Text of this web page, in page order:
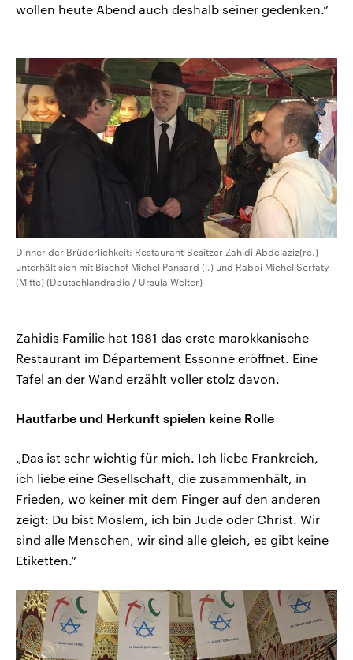
wollen heute Abend auch deshalb seiner gedenken.“
Dinner der Brüderlichkeit: Restaurant-Besitzer Zahidi Abdelaziz(re.)
unterhält sich mit Bischof Michel Pansard (l.) und Rabbi Michel Serfaty
(Mitte) (Deutschlandradio / Ursula Welter)
Zahidis Familie hat 1981 das erste marokkanische
Restaurant im Département Essonne eröffnet. Eine
Tafel an der Wand erzählt voller stolz davon.
Hautfarbe und Herkunft spielen keine Rolle
„Das ist sehr wichtig für mich. Ich liebe Frankreich,
ich liebe eine Gesellschaft, die zusammenhält, in
Frieden, wo keiner mit dem Finger auf den anderen
zeigt: Du bist Moslem, ich bin Jude oder Christ. Wir
sind alle Menschen, wir sind alle gleich, es gibt keine
Etiketten.“